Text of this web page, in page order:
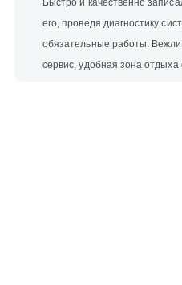
Быстро и качественно
его, проведя диагностику
обязательные работы.
сервис, удобная зона отдыха